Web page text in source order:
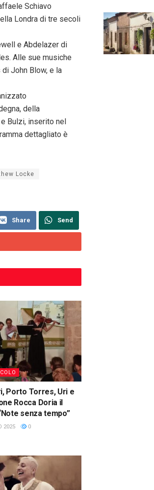
Schiavo
Londra di tre secoli
e Abdelazer di
Alle sue musiche
John Blow, e la
della
Bulzi, inserito nel
dettagliato è
Locke
Share Send
Porto Torres, Uri e
Rocca Doria il
senza tempo”
2025 0